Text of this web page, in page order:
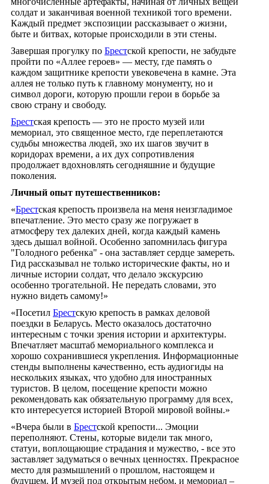
солдат и заканчивая военной техникой того времени.
Каждый предмет экспозиции рассказывает о жизни,
быте и битвах, которые происходили в эти стены.
Завершая прогулку по Брестской крепости, не забудьте
пройти по «Аллее героев» — месту, где память о
каждом защитнике крепости увековечена в камне. Эта
аллея не только путь к главному монументу, но и
символ дороги, которую прошли герои в борьбе за
свою страну и свободу.
Брестская крепость — это не просто музей или
мемориал, это священное место, где переплетаются
судьбы множества людей, эхо их шагов звучит в
коридорах времени, а их дух сопротивления
продолжает вдохновлять сегодняшние и будущие
поколения.
Личный опыт путешественников:
«Брестская крепость произвела на меня неизгладимое
впечатление. Это место сразу же погружает в
атмосферу тех далеких дней, когда каждый камень
здесь дышал войной. Особенно запомнилась фигура
"Голодного ребенка" - она заставляет сердце замереть.
Гид рассказывал не только исторические факты, но и
личные истории солдат, что делало экскурсию
особенно трогательной. Не передать словами, это
нужно видеть самому!»
«Посетил Брестскую крепость в рамках деловой
поездки в Беларусь. Место оказалось достаточно
интересным с точки зрения истории и архитектуры.
Впечатляет масштаб мемориального комплекса и
хорошо сохранившиеся укрепления. Информационные
стенды выполнены качественно, есть аудиогиды на
нескольких языках, что удобно для иностранных
туристов. В целом, посещение крепости можно
рекомендовать как обязательную программу для всех,
кто интересуется историей Второй мировой войны.»
«Вчера были в Брестской крепости... Эмоции
переполняют. Стены, которые видели так много,
статуи, воплощающие страдания и мужество, - все это
заставляет задуматься о вечных ценностях. Прекрасное
место для размышлений о прошлом, настоящем и
будущем. И музей под открытым небом, и мемориал –